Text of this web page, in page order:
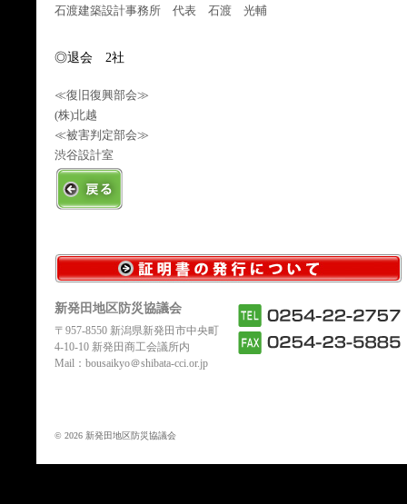
石渡建築設計事務所 代表 石渡 光輔
◎退会 2社
≪復旧復興部会≫
(株)北越
≪被害判定部会≫
渋谷設計室
新発田地区防災協議会
〒957-8550 新潟県新発田市中央町
4-10-10 新発田商工会議所内
Mail：bousaikyo＠shibata-cci.or.jp
© 2026 新発田地区防災協議会